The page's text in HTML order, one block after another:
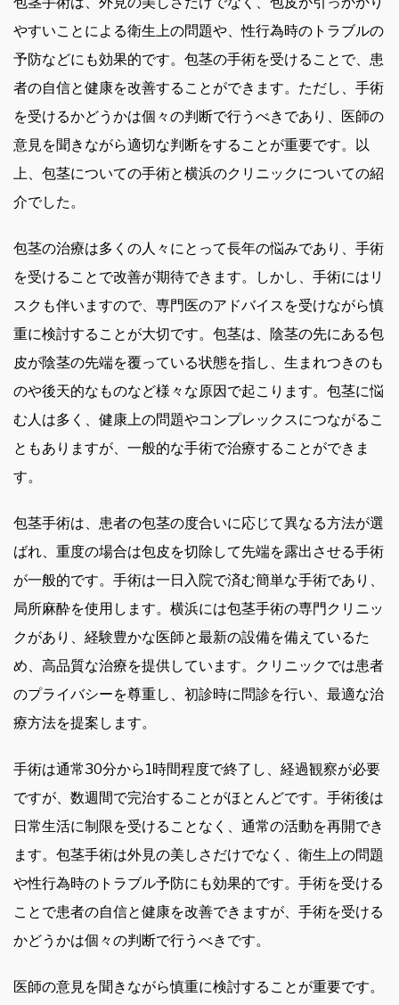
やすいことによる衛生上の問題や、性行為時のトラブルの
予防などにも効果的です。包茎の手術を受けることで、患
者の自信と健康を改善することができます。ただし、手術
を受けるかどうかは個々の判断で行うべきであり、医師の
意見を聞きながら適切な判断をすることが重要です。以
上、包茎についての手術と横浜のクリニックについての紹
介でした。
包茎の治療は多くの人々にとって長年の悩みであり、手術
を受けることで改善が期待できます。しかし、手術にはリ
スクも伴いますので、専門医のアドバイスを受けながら慎
重に検討することが大切です。包茎は、陰茎の先にある包
皮が陰茎の先端を覆っている状態を指し、生まれつきのも
のや後天的なものなど様々な原因で起こります。包茎に悩
む人は多く、健康上の問題やコンプレックスにつながるこ
ともありますが、一般的な手術で治療することができま
す。
包茎手術は、患者の包茎の度合いに応じて異なる方法が選
ばれ、重度の場合は包皮を切除して先端を露出させる手術
が一般的です。手術は一日入院で済む簡単な手術であり、
局所麻酔を使用します。横浜には包茎手術の専門クリニッ
クがあり、経験豊かな医師と最新の設備を備えているた
め、高品質な治療を提供しています。クリニックでは患者
のプライバシーを尊重し、初診時に問診を行い、最適な治
療方法を提案します。
手術は通常30分から1時間程度で終了し、経過観察が必要
ですが、数週間で完治することがほとんどです。手術後は
日常生活に制限を受けることなく、通常の活動を再開でき
ます。包茎手術は外見の美しさだけでなく、衛生上の問題
や性行為時のトラブル予防にも効果的です。手術を受ける
ことで患者の自信と健康を改善できますが、手術を受ける
かどうかは個々の判断で行うべきです。
医師の意見を聞きながら慎重に検討することが重要です。